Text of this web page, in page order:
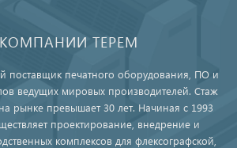
ТЕРЕМ
поставщик печатного оборудования, ПО и
ведущих мировых производителей. Стаж
рынке превышает 30 лет. Начиная с 1993
проектирование, внедрение и
комплексов для флексографской,